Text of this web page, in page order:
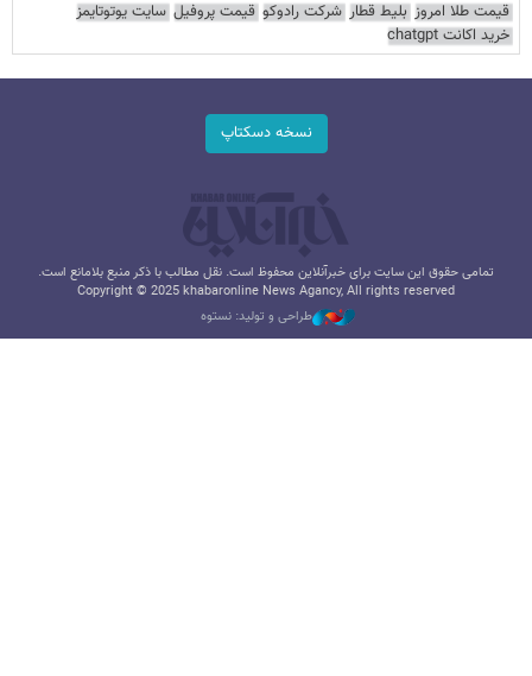
قیمت طلا امروز بلیط قطار شرکت رادوکو قیمت پروفیل سایت یوتوتایمز
خرید اکانت chatgpt
نسخه دسکتاپ
تمامی حقوق این سایت برای خبرآنلاین محفوظ است. نقل مطالب با ذکر منبع بلامانع است.
Copyright © 2025 khabaronline News Agancy, All rights reserved
طراحی و تولید: نستوه